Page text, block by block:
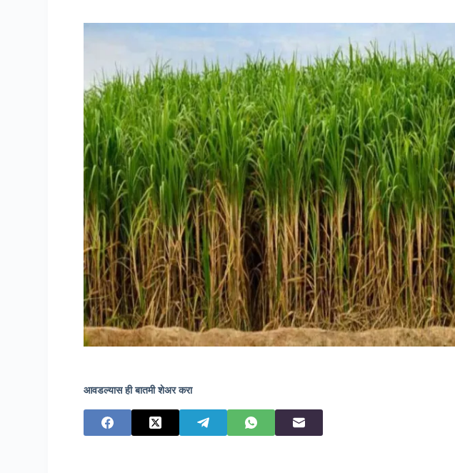
आवडल्यास ही बातमी शेअर करा